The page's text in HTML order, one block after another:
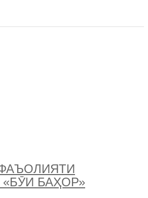
БАҲОР»